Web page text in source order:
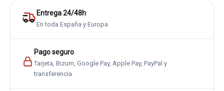
Entrega 24/48h
En toda España y Europa
Pago seguro
Tarjeta, Bizum, Google Pay, Apple Pay, PayPal y
transferencia